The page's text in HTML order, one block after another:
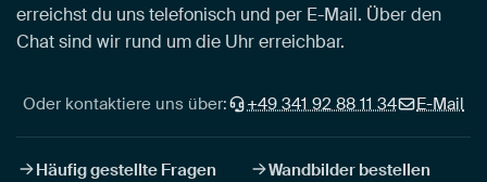
erreichst du uns telefonisch und per E-Mail. Über den
Chat sind wir rund um die Uhr erreichbar.
Oder kontaktiere uns über: +49 341 92 88 11 34 E-Mail
Häufig gestellte Fragen
Wandbilder bestellen